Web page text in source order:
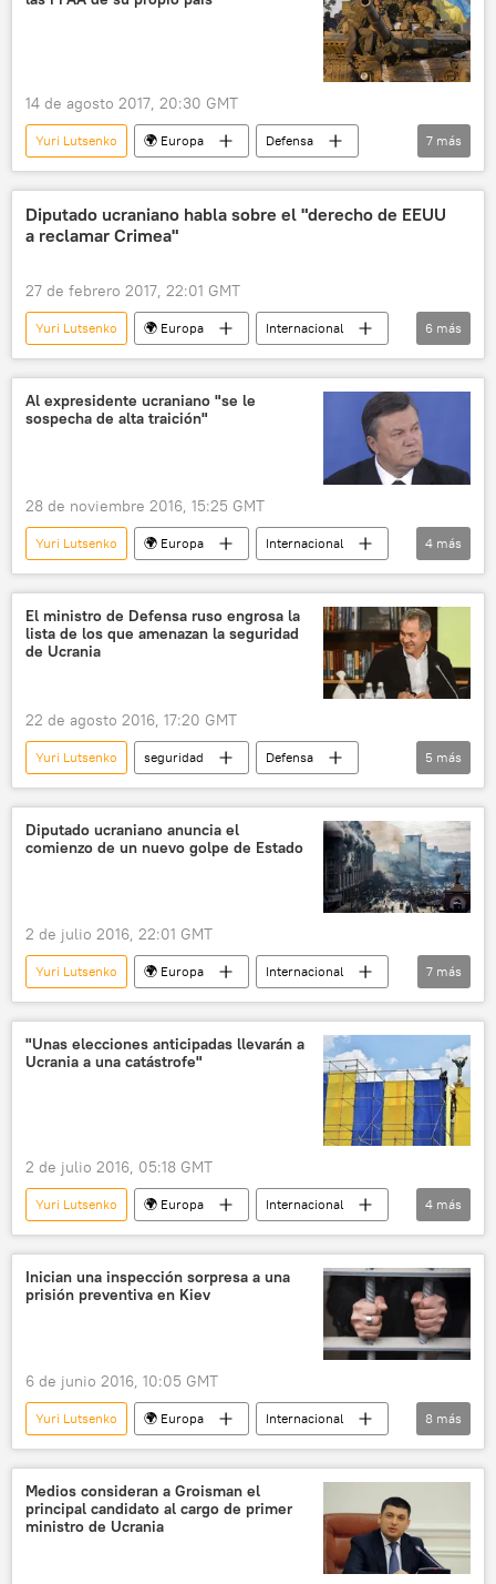
14 de agosto 2017, 20:30 GMT
Yuri Lutsenko 🌍 Europa
Defensa
Internacional
Economía
Ucrania
Volodímir Groisman
Ministerio de Defensa de Ucrania
7 más
Diputado ucraniano habla sobre el "derecho de EEUU
a reclamar Crimea"
27 de febrero 2017, 22:01 GMT
Yuri Lutsenko 🌍 Europa
Internacional
Crimea
Ucrania
EEUU
Andréi Artemenko
Rusia noticias
6 más
Al expresidente ucraniano "se le
sospecha de alta traición"
28 de noviembre 2016, 15:25 GMT
Yuri Lutsenko 🌍 Europa
Internacional
Ucrania
Víctor Yanukóvich
alta traición
4 más
El ministro de Defensa ruso engrosa la
lista de los que amenazan la seguridad
de Ucrania
22 de agosto 2016, 17:20 GMT
Yuri Lutsenko seguridad
Defensa
Internacional
Rusia
Ucrania
Serguéi Shoigú
noticias
5 más
Diputado ucraniano anuncia el
comienzo de un nuevo golpe de Estado
2 de julio 2016, 22:01 GMT
Yuri Lutsenko 🌍 Europa
Internacional
Ucrania
Igor Mosiychuk
Valentín Lijolit
Víctor Yanukóvich
Rada Suprema
Euromaidán noticias
7 más
"Unas elecciones anticipadas llevarán a
Ucrania a una catástrofe"
2 de julio 2016, 05:18 GMT
Yuri Lutsenko 🌍 Europa
Internacional
política
Ucrania
elecciones
noticias
4 más
Inician una inspección sorpresa a una
prisión preventiva en Kiev
6 de junio 2016, 10:05 GMT
Yuri Lutsenko 🌍 Europa
Internacional
Ucrania
Vasili Gritsak
ONU
SBU
prisión
torturas
📰 Conflicto en el este de Ucrania (2014-2022)
8 más
Medios consideran a Groisman el
principal candidato al cargo de primer
ministro de Ucrania